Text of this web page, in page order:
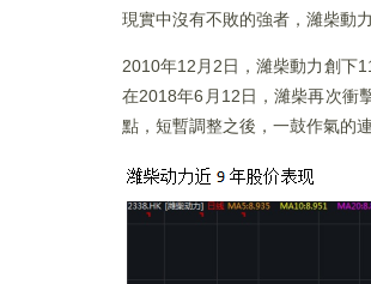
現實中沒有不敗的強者，濰柴動
2010年12月2日，濰柴動力創下
在2018年6月12日，濰柴再次衝
點，短暫調整之後，一鼓作氣的